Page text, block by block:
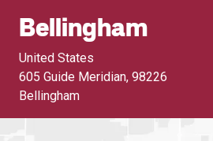
Bellingham
United States
605 Guide Meridian, 98226
Bellingham